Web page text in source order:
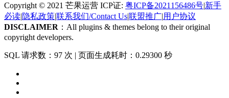
Copyright © 2021 芒果运营 ICP证: 粤ICP备2021156486号|新手
必读|隐私政策|联系我们/Contact Us|联盟推广|用户协议
DISCLAIMER ：All plugins & themes belong to their original
copyright developers.
SQL 请求数：97 次 | 页面生成耗时：0.29300 秒